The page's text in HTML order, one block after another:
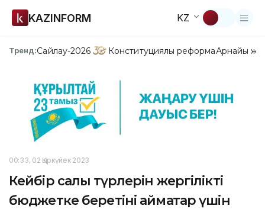
KAZINFORM KZ
Тренд:Сайлау-2026 Конституциялық реформаАрнайы
00:33, 02 Қыркүйек 2023
Кейбір салық түрлерін жергілікті
бюджетке беретіні аймақтар үшін